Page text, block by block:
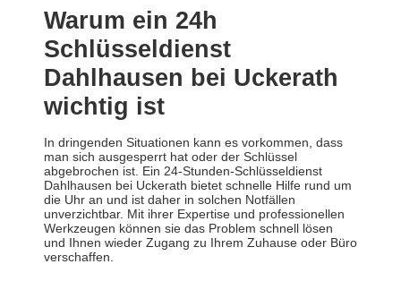
Warum ein 24h
Schlüsseldienst
Dahlhausen bei Uckerath
wichtig ist
In dringenden Situationen kann es vorkommen, dass
man sich ausgesperrt hat oder der Schlüssel
abgebrochen ist. Ein 24-Stunden-Schlüsseldienst
Dahlhausen bei Uckerath bietet schnelle Hilfe rund um
die Uhr an und ist daher in solchen Notfällen
unverzichtbar. Mit ihrer Expertise und professionellen
Werkzeugen können sie das Problem schnell lösen
und Ihnen wieder Zugang zu Ihrem Zuhause oder Büro
verschaffen.